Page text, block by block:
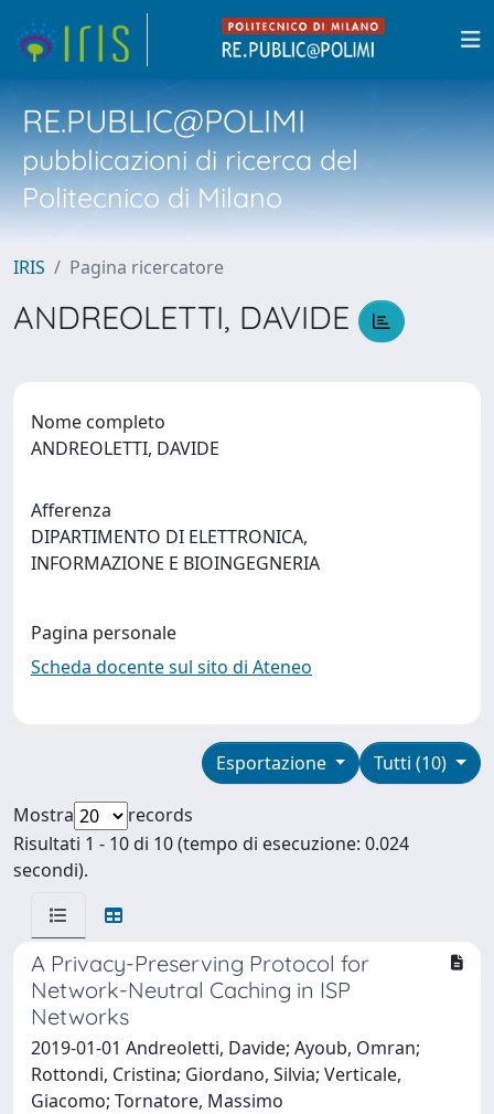
RE.PUBLIC@POLIMI
pubblicazioni di ricerca del
Politecnico di Milano
IRIS Pagina ricercatore
ANDREOLETTI, DAVIDE
Nome completo
ANDREOLETTI, DAVIDE
Afferenza
DIPARTIMENTO DI ELETTRONICA,
INFORMAZIONE E BIOINGEGNERIA
Pagina personale
Scheda docente sul sito di Ateneo
Tutti (10)
Esportazione
Mostra
records
Risultati 1 - 10 di 10 (tempo di esecuzione: 0.024
secondi).
A Privacy-Preserving Protocol for
Network-Neutral Caching in ISP
Networks
2019-01-01 Andreoletti, Davide; Ayoub, Omran;
Rottondi, Cristina; Giordano, Silvia; Verticale,
Giacomo; Tornatore, Massimo